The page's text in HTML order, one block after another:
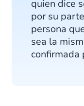
quien dice
por su
persona
sea la
confirmada